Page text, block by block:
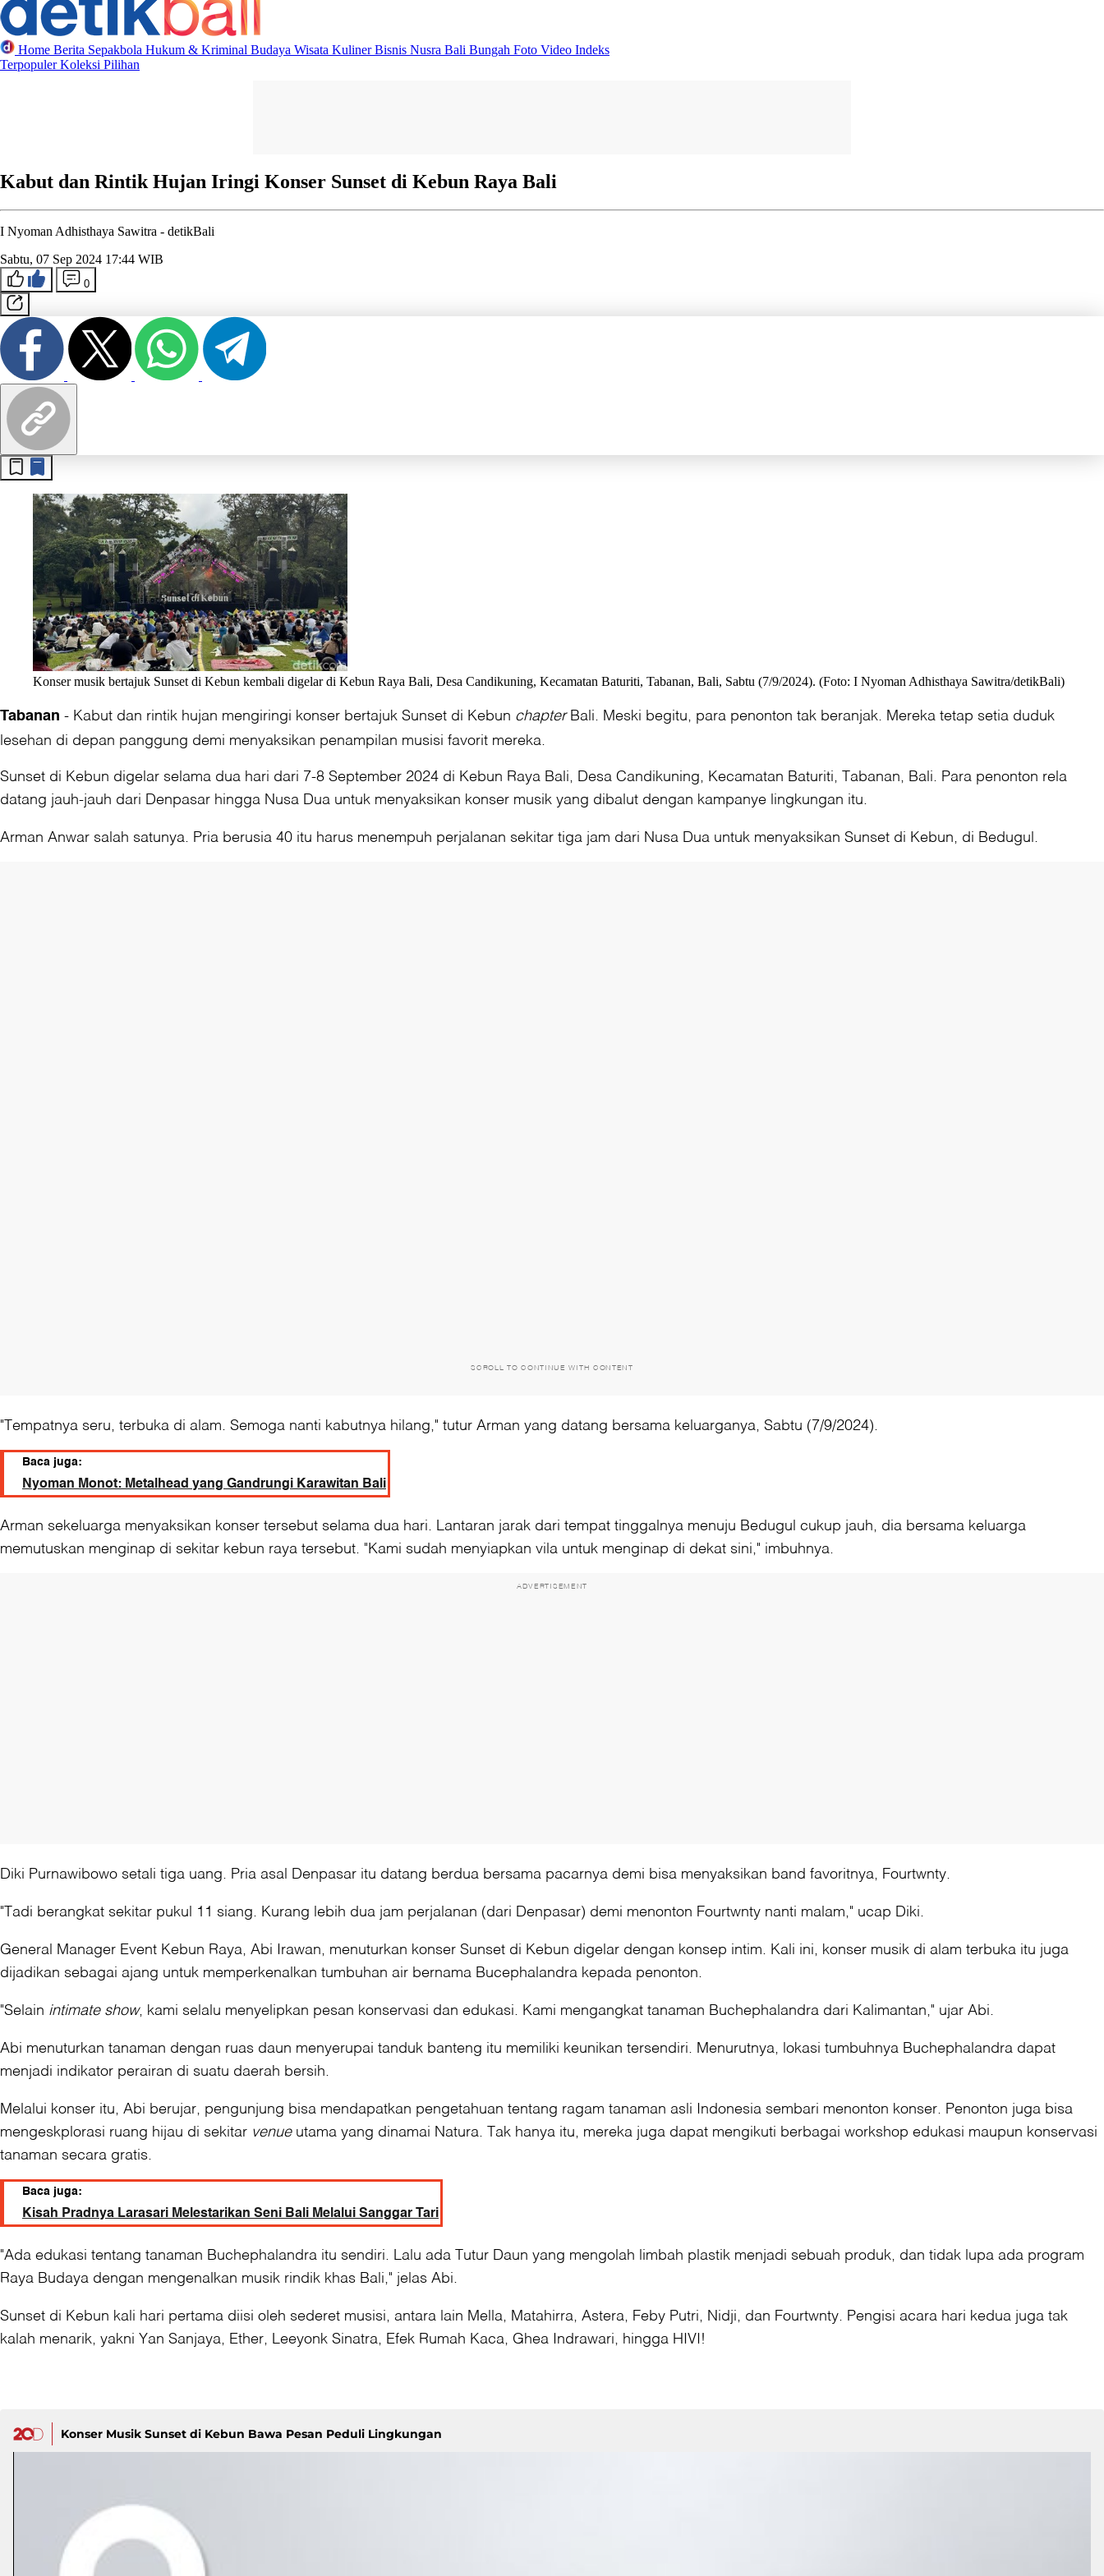
Home Berita Sepakbola Hukum & Kriminal Budaya Wisata KulinerBisnis Nusra Bali Bungah Foto Video Indeks
TerpopulerKoleksi Pilihan
Kabut dan Rintik Hujan Iringi Konser Sunset di Kebun Raya Bali
I Nyoman Adhisthaya Sawitra - detikBali
Sabtu, 07 Sep 2024 17:44 WIB
0
Konser musik bertajuk Sunset di Kebun kembali digelar di Kebun Raya Bali, Desa Candikuning, Kecamatan Baturiti, Tabanan, Bali, Sabtu (7/9/2024). (Foto: I Nyoman Adhisthaya Sawitra/detikBali)
Tabanan - Kabut dan rintik hujan mengiringi konser bertajuk Sunset di Kebun chapterBali. Meski begitu, para penonton tak beranjak. Mereka tetap setia duduk
lesehan di depan panggung demi menyaksikan penampilan musisi favorit mereka.
Sunset di Kebun digelar selama dua hari dari 7-8 September 2024 di Kebun Raya Bali, Desa Candikuning, Kecamatan Baturiti, Tabanan, Bali. Para penonton rela
datang jauh-jauh dari Denpasar hingga Nusa Dua untuk menyaksikan konser musik yang dibalut dengan kampanye lingkungan itu.
Arman Anwar salah satunya. Pria berusia 40 itu harus menempuh perjalanan sekitar tiga jam dari Nusa Dua untuk menyaksikan Sunset di Kebun, di Bedugul.
SCROLL TO CONTINUE WITH CONTENT
"Tempatnya seru, terbuka di alam. Semoga nanti kabutnya hilang," tutur Arman yang datang bersama keluarganya, Sabtu (7/9/2024).
Baca juga:
Nyoman Monot: Metalhead yang Gandrungi Karawitan Bali
Arman sekeluarga menyaksikan konser tersebut selama dua hari. Lantaran jarak dari tempat tinggalnya menuju Bedugul cukup jauh, dia bersama keluarga
memutuskan menginap di sekitar kebun raya tersebut. "Kami sudah menyiapkan vila untuk menginap di dekat sini," imbuhnya.
ADVERTISEMENT
Diki Purnawibowo setali tiga uang. Pria asal Denpasar itu datang berdua bersama pacarnya demi bisa menyaksikan band favoritnya, Fourtwnty.
"Tadi berangkat sekitar pukul 11 siang. Kurang lebih dua jam perjalanan (dari Denpasar) demi menonton Fourtwnty nanti malam," ucap Diki.
General Manager Event Kebun Raya, Abi Irawan, menuturkan konser Sunset di Kebun digelar dengan konsep intim. Kali ini, konser musik di alam terbuka itu juga
dijadikan sebagai ajang untuk memperkenalkan tumbuhan air bernama Bucephalandra kepada penonton.
"Selain intimate show, kami selalu menyelipkan pesan konservasi dan edukasi. Kami mengangkat tanaman Buchephalandra dari Kalimantan," ujar Abi.
Abi menuturkan tanaman dengan ruas daun menyerupai tanduk banteng itu memiliki keunikan tersendiri. Menurutnya, lokasi tumbuhnya Buchephalandra dapat
menjadi indikator perairan di suatu daerah bersih.
Melalui konser itu, Abi berujar, pengunjung bisa mendapatkan pengetahuan tentang ragam tanaman asli Indonesia sembari menonton konser. Penonton juga bisa
mengeskplorasi ruang hijau di sekitar venueutama yang dinamai Natura. Tak hanya itu, mereka juga dapat mengikuti berbagai workshop edukasi maupun konservasi
tanaman secara gratis.
Baca juga:
Kisah Pradnya Larasari Melestarikan Seni Bali Melalui Sanggar Tari
"Ada edukasi tentang tanaman Buchephalandra itu sendiri. Lalu ada Tutur Daun yang mengolah limbah plastik menjadi sebuah produk, dan tidak lupa ada program
Raya Budaya dengan mengenalkan musik rindik khas Bali," jelas Abi.
Sunset di Kebun kali hari pertama diisi oleh sederet musisi, antara lain Mella, Matahirra, Astera, Feby Putri, Nidji, dan Fourtwnty. Pengisi acara hari kedua juga tak
kalah menarik, yakni Yan Sanjaya, Ether, Leeyonk Sinatra, Efek Rumah Kaca, Ghea Indrawari, hingga HIVI!
Konser Musik Sunset di Kebun Bawa Pesan Peduli Lingkungan